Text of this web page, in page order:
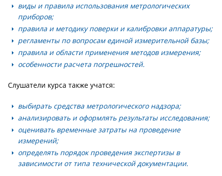
виды и правила использования метрологических
приборов;
правила и методику поверки и калибровки аппаратуры;
регламенты по вопросам единой измерительной базы;
правила и области применения методов измерения;
особенности расчета погрешностей.
Слушатели курса также учатся:
выбирать средства метрологического надзора;
анализировать и оформлять результаты исследования;
оценивать временные затраты на проведение
измерений;
определять порядок проведения экспертизы в
зависимости от типа технической документации.